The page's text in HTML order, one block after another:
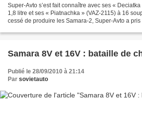
Super-Avto s’est fait connaître avec ses «
1,8 litre et ses « Piatnachka » (VAZ-2115) à 16
cessé de produire les Samara-2, Super-Avto a pris
Samara 8V et 16V : bataille de
Publié le 28/09/2010 à 21:14
Par sovietauto